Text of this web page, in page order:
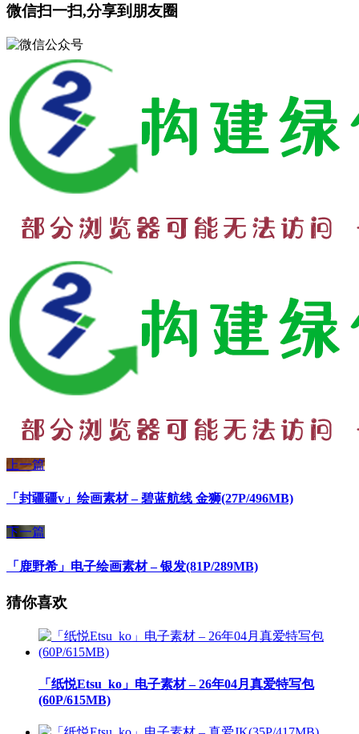
微信扫一扫,分享到朋友圈
上一篇
「封疆疆v」绘画素材 – 碧蓝航线 金狮(27P/496MB)
下一篇
「鹿野希」电子绘画素材 – 银发(81P/289MB)
猜你喜欢
「纸悦Etsu_ko」电子素材 – 26年04月真爱特写包
(60P/615MB)